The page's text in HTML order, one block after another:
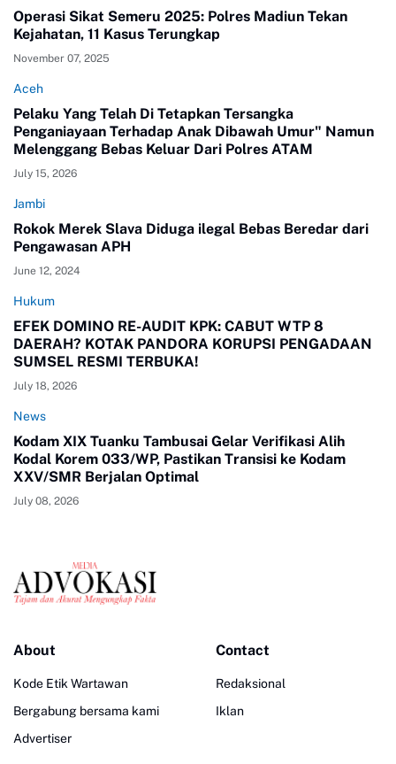
Operasi Sikat Semeru 2025: Polres Madiun Tekan
Kejahatan, 11 Kasus Terungkap
November 07, 2025
Aceh
Pelaku Yang Telah Di Tetapkan Tersangka
Penganiayaan Terhadap Anak Dibawah Umur" Namun
Melenggang Bebas Keluar Dari Polres ATAM
July 15, 2026
Jambi
Rokok Merek Slava Diduga ilegal Bebas Beredar dari
Pengawasan APH
June 12, 2024
Hukum
EFEK DOMINO RE-AUDIT KPK: CABUT WTP 8
DAERAH? KOTAK PANDORA KORUPSI PENGADAAN
SUMSEL RESMI TERBUKA!
July 18, 2026
News
Kodam XIX Tuanku Tambusai Gelar Verifikasi Alih
Kodal Korem 033/WP, Pastikan Transisi ke Kodam
XXV/SMR Berjalan Optimal
July 08, 2026
About
Kode Etik Wartawan
Bergabung bersama kami
Advertiser
Contact
Redaksional
Iklan